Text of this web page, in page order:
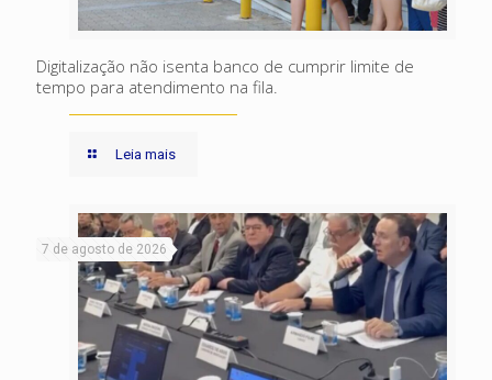
Digitalização não isenta banco de cumprir limite de
tempo para atendimento na fila.
Leia mais
7 de agosto de 2026